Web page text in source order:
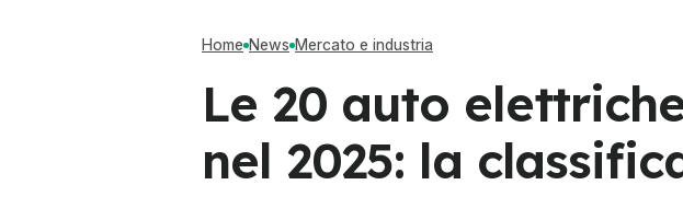
Home News Mercato e industria
Le 20 auto
nel 2025: la